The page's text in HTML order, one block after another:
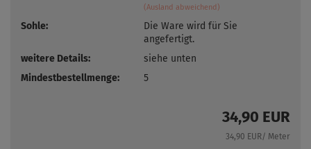
(Ausland abweichend)
Sohle:
Die Ware wird für Sie
angefertigt.
weitere Details:
siehe unten
Mindestbestellmenge:
5
34,90 EUR
34,90 EUR/ Meter